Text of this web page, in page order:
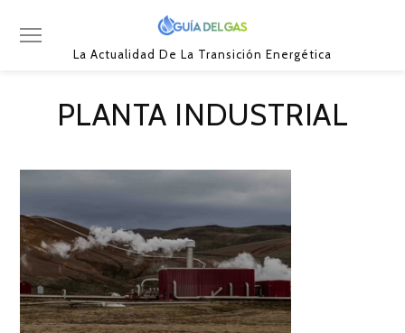
La Actualidad De La Transición Energética
PLANTA INDUSTRIAL